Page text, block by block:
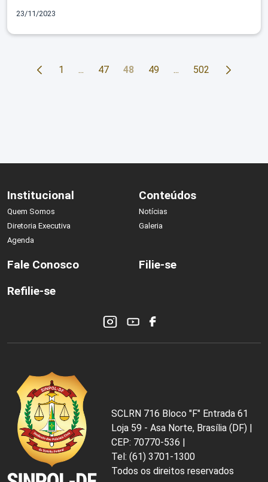
23/11/2023
1 ... 47 48 49 ... 502
Institucional
Quem Somos
Diretoria Executiva
Agenda
Conteúdos
Notícias
Galeria
Fale Conosco
Filie-se
Refilie-se
SCLRN 716 Bloco "F" Entrada 61
Loja 59 - Asa Norte, Brasília (DF) |
CEP: 70770-536 |
Tel: (61) 3701-1300
Todos os direitos reservados